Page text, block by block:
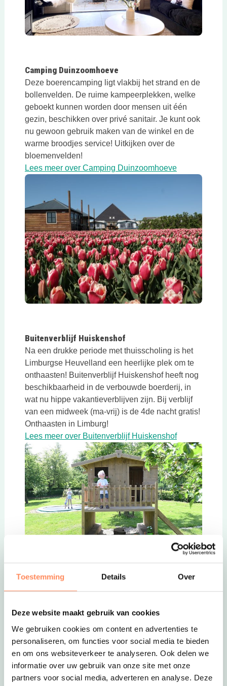
Toestemming Details Over
Deze website maakt gebruik van cookies
We gebruiken cookies om content en advertenties te
personaliseren, om functies voor social media te bieden
en om ons websiteverkeer te analyseren. Ook delen we
informatie over uw gebruik van onze site met onze
partners voor social media, adverteren en analyse. Deze
Camping Duinzoomhoeve
Deze boerencamping ligt vlakbij het strand en de
bollenvelden. De ruime kampeerplekken, welke
geboekt kunnen worden door mensen uit één
gezin, beschikken over privé sanitair. Je kunt ook
nu gewoon gebruik maken van de winkel en de
warme broodjes service! Uitkijken over de
bloemenvelden!
Lees meer over Camping DuinzoomhoeveDeze link
Buitenverblijf Huiskenshof
Na een drukke periode met thuisscholing is het
Limburgse Heuvelland een heerlijke plek om te
onthaasten! Buitenverblijf Huiskenshof heeft nog
beschikbaarheid in de verbouwde boerderij, in
wat nu hippe vakantieverblijven zijn. Bij verblijf
van een midweek (ma-vrij) is de 4de nacht gratis!
Onthaasten in Limburg!
Lees meer over Buitenverblijf HuiskenshofDeze link
Verblijf op dit heerlijke glamping-vakantiepark
die zijn voorzien van een houtkachel. Of kies
voor een appartement met televisie en eigen tuin.
Dit vakantiepark ligt midden in Natuurgebied het
Zwanenwater en op loopafstand van het strand!
Lekker even uitwaaien!